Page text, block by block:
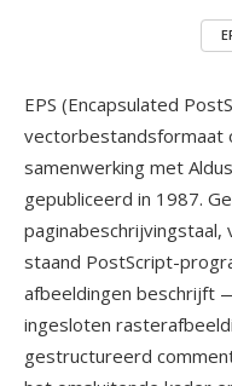
EPS (Encapsulated
vectorbestandsformaat
samenwerking met
gepubliceerd in 1987.
paginabeschrijvingstaal,
staand PostScript-
afbeeldingen beschrijft
ingesloten
gestructureerd